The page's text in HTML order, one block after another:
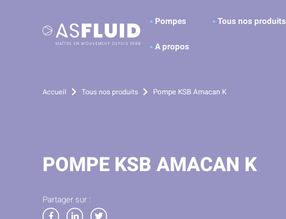
Pompes
Tous nos produits
A propos
Accueil Tous nos produits Pompe KSB Amacan K
POMPE KSB AMACAN K
Partager sur :